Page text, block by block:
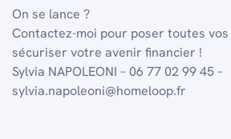
On se lance ?
Contactez-moi pour poser toutes
sécuriser votre avenir financier !
Sylvia NAPOLEONI – 06 77 02 99 45 –
sylvia.napoleoni@homeloop.fr